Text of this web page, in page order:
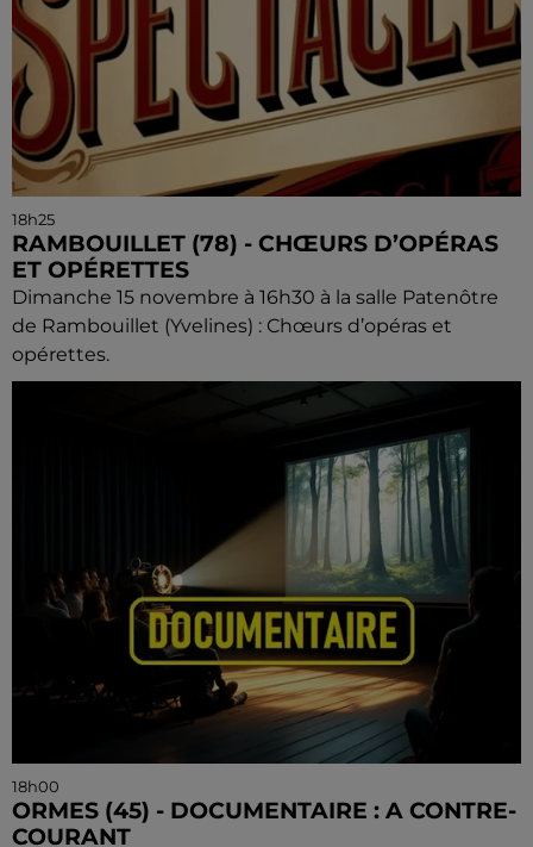
18h25
RAMBOUILLET (78) - CHŒURS D’OPÉRAS
ET OPÉRETTES
Dimanche 15 novembre à 16h30 à la salle Patenôtre
de Rambouillet (Yvelines) : Chœurs d’opéras et
opérettes.
18h00
ORMES (45) - DOCUMENTAIRE : A CONTRE-
COURANT